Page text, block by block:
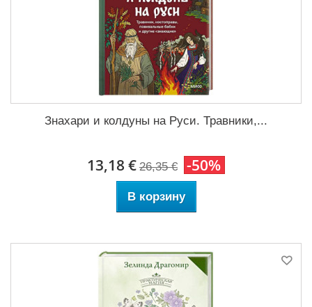
Знахари и колдуны на Руси. Травники,...
13,18 € 26,35 € -50%
В корзину